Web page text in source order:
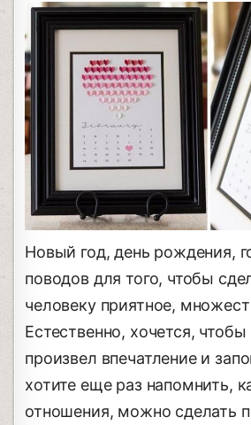
Новый год, день рождения,
поводов для того, чтобы
человеку приятное,
Естественно, хочется,
произвел впечатление и
хотите еще раз напомнить,
отношения, можно сделать